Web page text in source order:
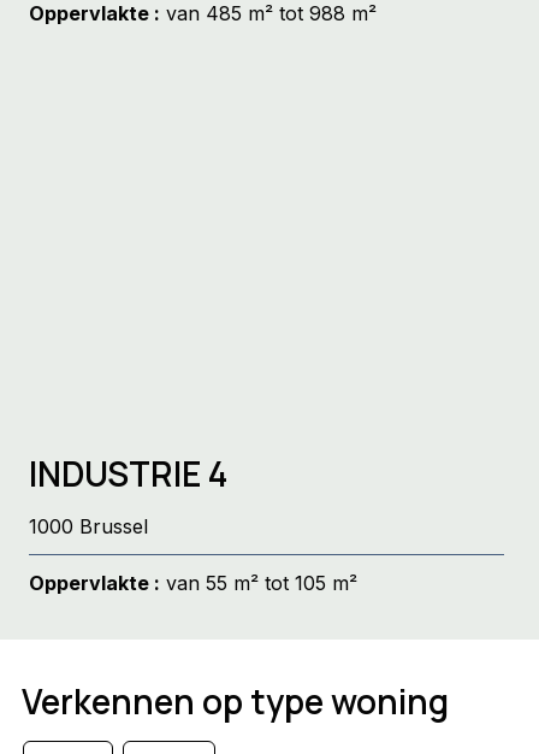
Oppervlakte : van 485 m² tot 988 m²
INDUSTRIE 4
1000 Brussel
Oppervlakte : van 55 m² tot 105 m²
Verkennen op type woning